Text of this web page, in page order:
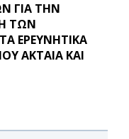
ΓΙΑ ΤΗΝ
ΤΩΝ
ΕΡΕΥΝΗΤΙΚΑ
ΑΚΤΑΙΑ ΚΑΙ